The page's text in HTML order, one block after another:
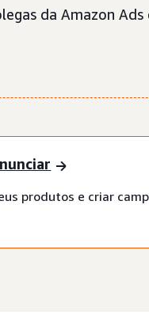
da Amazon
produtos e criar